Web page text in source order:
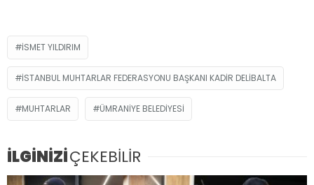
İSMET YILDIRIM
İSTANBUL MUHTARLAR FEDERASYONU BAŞKANI KADIR DELIBALTA
MUHTARLAR ÜMRANIYE BELEDIYESI
İLGİNİZİÇEKEBİLİR